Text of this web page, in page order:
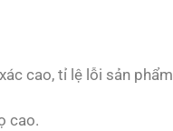
cao, tỉ lệ lỗi sản phẩm
cao.